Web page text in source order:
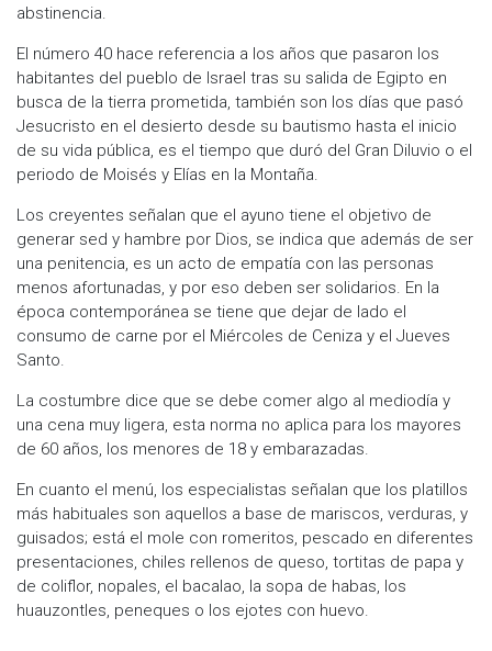
abstinencia.
El número 40 hace referencia a los años que pasaron los
habitantes del pueblo de Israel tras su salida de Egipto en
busca de la tierra prometida, también son los días que pasó
Jesucristo en el desierto desde su bautismo hasta el inicio
de su vida pública, es el tiempo que duró del Gran Diluvio o el
periodo de Moisés y Elías en la Montaña.
Los creyentes señalan que el ayuno tiene el objetivo de
generar sed y hambre por Dios, se indica que además de ser
una penitencia, es un acto de empatía con las personas
menos afortunadas, y por eso deben ser solidarios. En la
época contemporánea se tiene que dejar de lado el
consumo de carne por el Miércoles de Ceniza y el Jueves
Santo.
La costumbre dice que se debe comer algo al mediodía y
una cena muy ligera, esta norma no aplica para los mayores
de 60 años, los menores de 18 y embarazadas.
En cuanto el menú, los especialistas señalan que los platillos
más habituales son aquellos a base de mariscos, verduras, y
guisados; está el mole con romeritos, pescado en diferentes
presentaciones, chiles rellenos de queso, tortitas de papa y
de coliflor, nopales, el bacalao, la sopa de habas, los
huauzontles, peneques o los ejotes con huevo.